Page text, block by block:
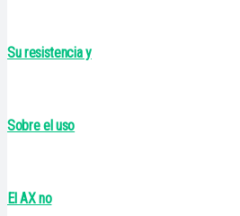
Su resistencia y
Sobre el uso
El AX no